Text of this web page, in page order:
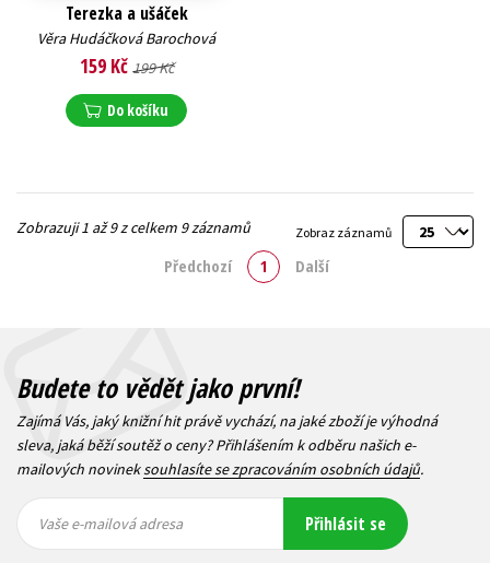
Terezka a ušáček
Věra Hudáčková Barochová
159 Kč 199 Kč
Do košíku
Zobraz záznamů
Zobrazuji 1 až 9 z celkem 9 záznamů
Předchozí 1 Další
Budete to vědět jako první!
Zajímá Vás, jaký knižní hit právě vychází, na jaké zboží je výhodná
sleva, jaká běží soutěž o ceny? Přihlášením k odběru našich e-
mailových novineksouhlasíte se zpracováním osobních údajů.
mailová
mailová
Vaše e-mailová adresa Přihlásit se